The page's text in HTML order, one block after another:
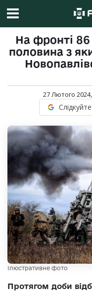
На фронті
половина з
27 Лютого
Ілюстративне фото
Протягом доби